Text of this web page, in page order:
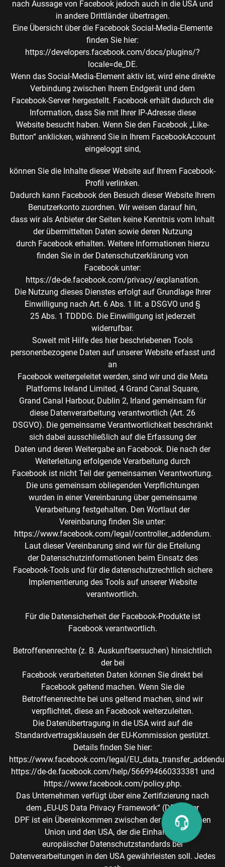
nach Aussage von Facebook jedoch auch in die USA und
in andere Drittländer übertragen.
Eine Übersicht über die Facebook Social-Media-Elemente
finden Sie hier:
https://developers.facebook.com/docs/plugins/?
locale=de_DE.
Wenn das Social-Media-Element aktiv ist, wird eine direkte
Verbindung zwischen Ihrem Endgerät und dem
Facebook-Server hergestellt. Facebook erhält dadurch die
Information, dass Sie mit Ihrer IP-Adresse diese
Website besucht haben. Wenn Sie den Facebook „Like-
Button“ anklicken, während Sie in Ihrem FacebookAccount
eingeloggt sind,
können Sie die Inhalte dieser Website auf Ihrem Facebook-
Profil verlinken.
Dadurch kann Facebook den Besuch dieser Website Ihrem
Benutzerkonto zuordnen. Wir weisen darauf hin,
dass wir als Anbieter der Seiten keine Kenntnis vom Inhalt
der übermittelten Daten sowie deren Nutzung
durch Facebook erhalten. Weitere Informationen hierzu
finden Sie in der Datenschutzerklärung von
Facebook unter:
https://de-de.facebook.com/privacy/explanation.
Die Nutzung dieses Dienstes erfolgt auf Grundlage Ihrer
Einwilligung nach Art. 6 Abs. 1 lit. a DSGVO und §
25 Abs. 1 TDDDG. Die Einwilligung ist jederzeit
widerrufbar.
Soweit mit Hilfe des hier beschriebenen Tools
personenbezogene Daten auf unserer Website erfasst und
an
Facebook weitergeleitet werden, sind wir und die Meta
Platforms Ireland Limited, 4 Grand Canal Square,
Grand Canal Harbour, Dublin 2, Irland gemeinsam für
diese Datenverarbeitung verantwortlich (Art. 26
DSGVO). Die gemeinsame Verantwortlichkeit beschränkt
sich dabei ausschließlich auf die Erfassung der
Daten und deren Weitergabe an Facebook. Die nach der
Weiterleitung erfolgende Verarbeitung durch
Facebook ist nicht Teil der gemeinsamen Verantwortung.
Die uns gemeinsam obliegenden Verpflichtungen
wurden in einer Vereinbarung über gemeinsame
Verarbeitung festgehalten. Den Wortlaut der
Vereinbarung finden Sie unter:
https://www.facebook.com/legal/controller_addendum.
Laut dieser Vereinbarung sind wir für die Erteilung
der Datenschutzinformationen beim Einsatz des
Facebook-Tools und für die datenschutzrechtlich sichere
Implementierung des Tools auf unserer Website
verantwortlich.
Für die Datensicherheit der Facebook-Produkte ist
Facebook verantwortlich.
Betroffenenrechte (z. B. Auskunftsersuchen) hinsichtlich
der bei
Facebook verarbeiteten Daten können Sie direkt bei
Facebook geltend machen. Wenn Sie die
Betroffenenrechte bei uns geltend machen, sind wir
verpflichtet, diese an Facebook weiterzuleiten.
Die Datenübertragung in die USA wird auf die
Standardvertragsklauseln der EU-Kommission gestützt.
Details finden Sie hier:
https://www.facebook.com/legal/
https://de-de.facebook.com/help/566994660333381 und
https://www.facebook.com/policy.php.
Das Unternehmen verfügt über eine Zertifizierung nach
dem „EU-US Data Privacy Framework“ (DPF). Der
DPF ist ein Übereinkommen zwischen der Europäischen
Union und den USA, der die Einhaltung
europäischer Datenschutzstandards bei
Datenverarbeitungen in den USA gewährleisten soll. Jedes